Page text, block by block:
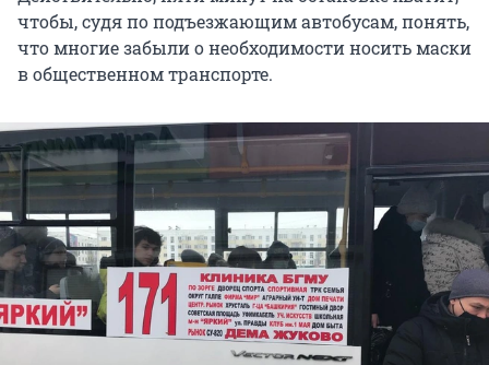
чтобы, судя по подъезжающим автобусам, понять,
что многие забыли о необходимости носить маски
в общественном транспорте.